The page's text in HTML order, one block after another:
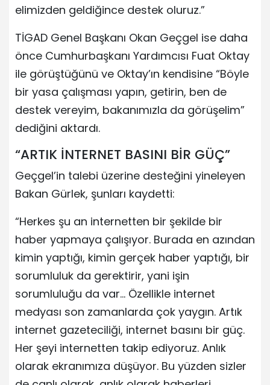
elimizden geldiğince destek oluruz.”
TİGAD Genel Başkanı Okan Geçgel ise daha
önce Cumhurbaşkanı Yardımcısı Fuat Oktay
ile görüştüğünü ve Oktay’ın kendisine “Böyle
bir yasa çalışması yapın, getirin, ben de
destek vereyim, bakanımızla da görüşelim”
dediğini aktardı.
“ARTIK İNTERNET BASINI BİR GÜÇ”
Geçgel’in talebi üzerine desteğini yineleyen
Bakan Gürlek, şunları kaydetti:
“Herkes şu an internetten bir şekilde bir
haber yapmaya çalışıyor. Burada en azından
kimin yaptığı, kimin gerçek haber yaptığı, bir
sorumluluk da gerektirir, yani işin
sorumluluğu da var… Özellikle internet
medyası son zamanlarda çok yaygın. Artık
internet gazeteciliği, internet basını bir güç.
Her şeyi internetten takip ediyoruz. Anlık
olarak ekranımıza düşüyor. Bu yüzden sizler